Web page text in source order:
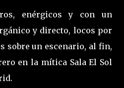
enérgicos y con un
y directo, locos por
sobre un escenario, al fin,
en la mítica Sala El Sol